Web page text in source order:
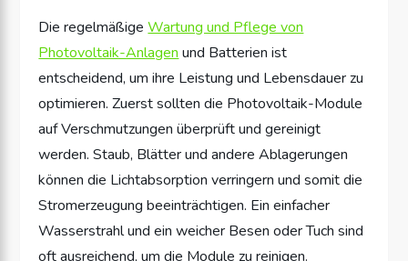
Die regelmäßigeWartung und Pflege von
Photovoltaik-Anlagen und Batterien ist
entscheidend, um ihre Leistung und Lebensdauer zu
optimieren. Zuerst sollten die Photovoltaik-Module
auf Verschmutzungen überprüft und gereinigt
werden. Staub, Blätter und andere Ablagerungen
können die Lichtabsorption verringern und somit die
Stromerzeugung beeinträchtigen. Ein einfacher
Wasserstrahl und ein weicher Besen oder Tuch sind
oft ausreichend, um die Module zu reinigen.